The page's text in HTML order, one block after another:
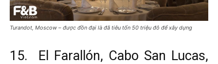
Turandot, Moscow – được đồn đại là đã tiêu tốn 50 triệu đô để xây dựng
15. El Farallón, Cabo San Lucas,